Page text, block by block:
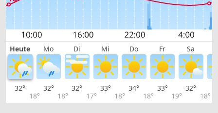
Heute Mo Di Mi Do Fr Sa
32°
18°
32°
18°
32°
17°
33°
18°
34°
18°
33°
19°
32°
18°